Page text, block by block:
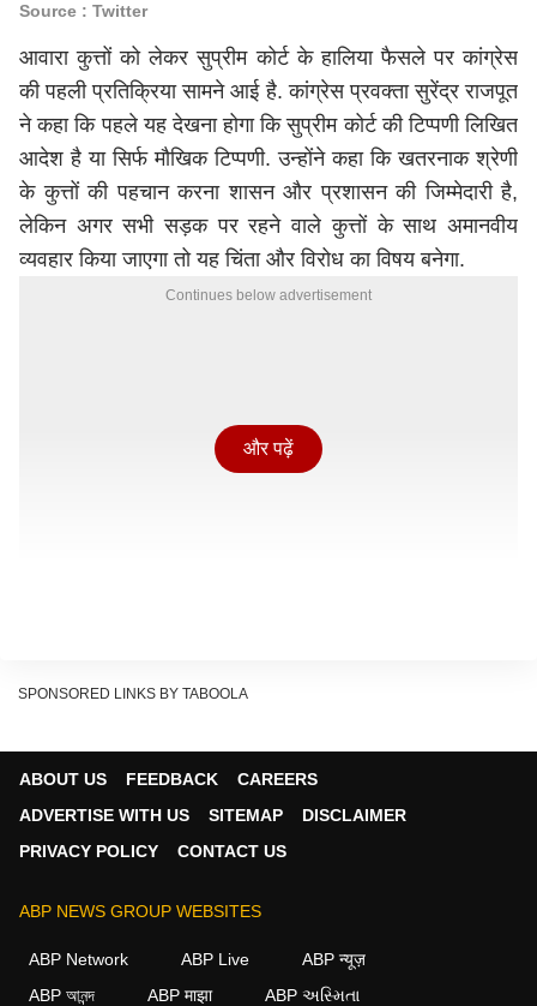
Source : Twitter
आवारा कुत्तों को लेकर सुप्रीम कोर्ट के हालिया फैसले पर कांग्रेस
की पहली प्रतिक्रिया सामने आई है. कांग्रेस प्रवक्ता सुरेंद्र राजपूत
ने कहा कि पहले यह देखना होगा कि सुप्रीम कोर्ट की टिप्पणी लिखित
आदेश है या सिर्फ मौखिक टिप्पणी. उन्होंने कहा कि खतरनाक श्रेणी
के कुत्तों की पहचान करना शासन और प्रशासन की जिम्मेदारी है,
लेकिन अगर सभी सड़क पर रहने वाले कुत्तों के साथ अमानवीय
व्यवहार किया जाएगा तो यह चिंता और विरोध का विषय बनेगा.
Continues below advertisement
करना चाहिए जो वास्तव में लोगों के लिए खतरा हैं. उन्होंने कहा,
को तर्कसंगत फैसला लेना चाहिए, लेकिन सभी सड़क पर रहने वाले
कुत्तों के खिलाफ कार्रवाई गलत होगी.”
और पढ़ें
SPONSORED LINKS BY TABOOLA
ABOUT US FEEDBACK
CAREERS
ADVERTISE WITH US
SITEMAP
DISCLAIMER
PRIVACY POLICY
CONTACT US
ABP NEWS GROUP WEBSITES
ABP Network ABP Live
ABP न्यूज़
ABP আনন্দ
ABP माझा ABP અસ્મિતા